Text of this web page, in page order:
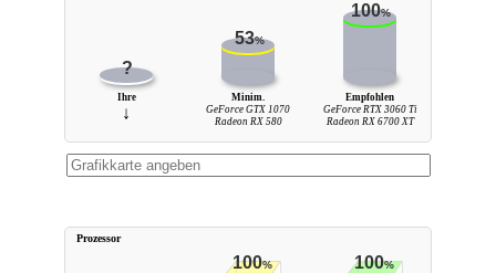
?
53%
100%
Ihre
↓
Minim.
GeForce GTX 1070
Radeon RX 580
Empfohlen
GeForce RTX 3060 Ti
Radeon RX 6700 XT
100% 100%
Prozessor